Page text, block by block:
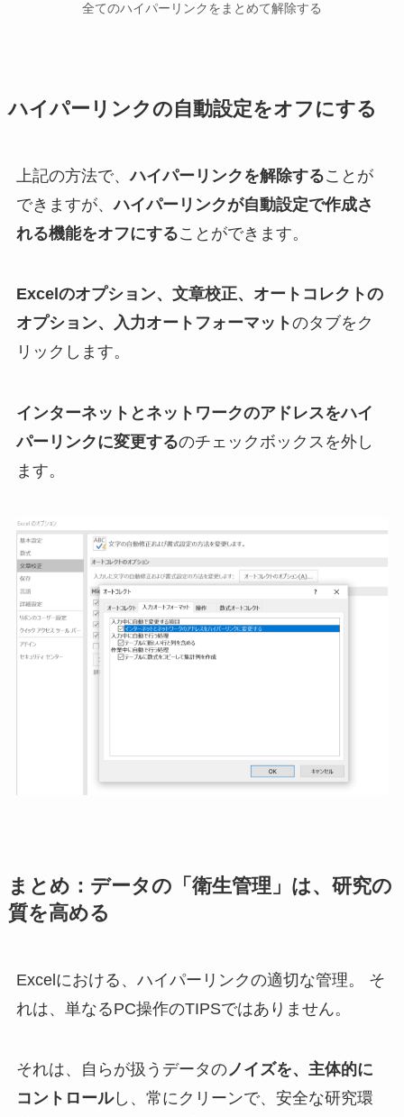
全てのハイパーリンクをまとめて解除する
ハイパーリンクの自動設定をオフにする
上記の方法で、ハイパーリンクを解除することが
できますが、ハイパーリンクが自動設定で作成さ
れる機能をオフにすることができます。
Excelのオプション、文章校正、オートコレクトの
オプション、入力オートフォーマットのタブをク
リックします。
インターネットとネットワークのアドレスをハイ
パーリンクに変更するのチェックボックスを外し
ます。
まとめ：データの「衛生管理」は、研究の
質を高める
Excelにおける、ハイパーリンクの適切な管理。 そ
れは、単なるPC操作のTIPSではありません。
それは、自らが扱うデータのノイズを、主体的に
コントロールし、常にクリーンで、安全な研究環